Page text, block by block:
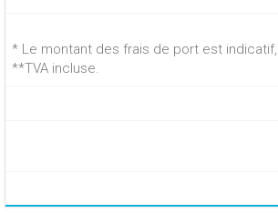
* Le montant des frais de port est
**TVA incluse.